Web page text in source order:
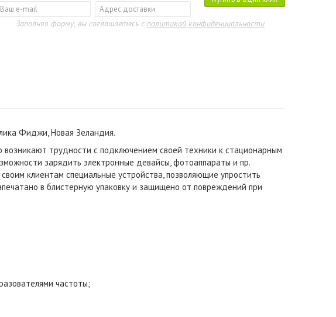
Заполняя форму, вы соглашаетесь с политикой конфиденциальности
Фиджи, Новая Зеландия.
трудности с подключением своей техники к стационарным
зарядить электронные девайсы, фотоаппараты и пр.
клиентам специальные устройства, позволяющие упростить
в блистерную упаковку и защищено от повреждений при
частоты;